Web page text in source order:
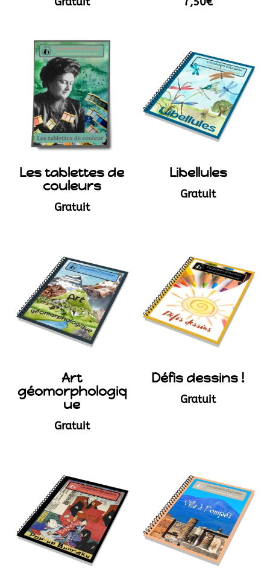
Les tablettes de
couleurs
Gratuit
Libellules
Gratuit
Art
géomorphologiq
ue
Gratuit
Défis dessins !
Gratuit